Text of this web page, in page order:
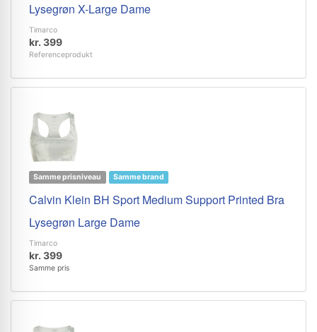
Lysegrøn X-Large Dame
Timarco
kr. 399
Referenceprodukt
Samme prisniveau Samme brand
Calvin Klein BH Sport Medium Support Printed Bra
Lysegrøn Large Dame
Timarco
kr. 399
Samme pris